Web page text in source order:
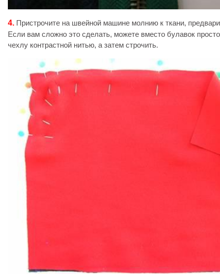
4. Пристрочите на швейной машине молнию к ткани,
Если вам сложно это сделать, можете вместо булавок
чехлу контрастной нитью, а затем строчить.